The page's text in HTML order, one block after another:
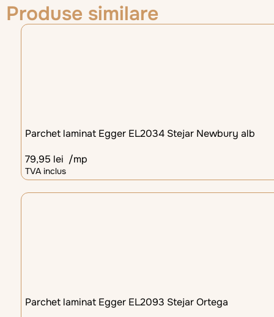
Produse similare
Parchet laminat Egger EL2034 Stejar Newbury alb
79,95 lei /mp
TVA inclus
Parchet laminat Egger EL2093 Stejar Ortega